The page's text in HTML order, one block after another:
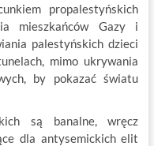
propalestyńskich
mieszkańców Gazy i
palestyńskich dzieci
mimo ukrywania
by pokazać światu
są banalne, wręcz
dla antysemickich elit